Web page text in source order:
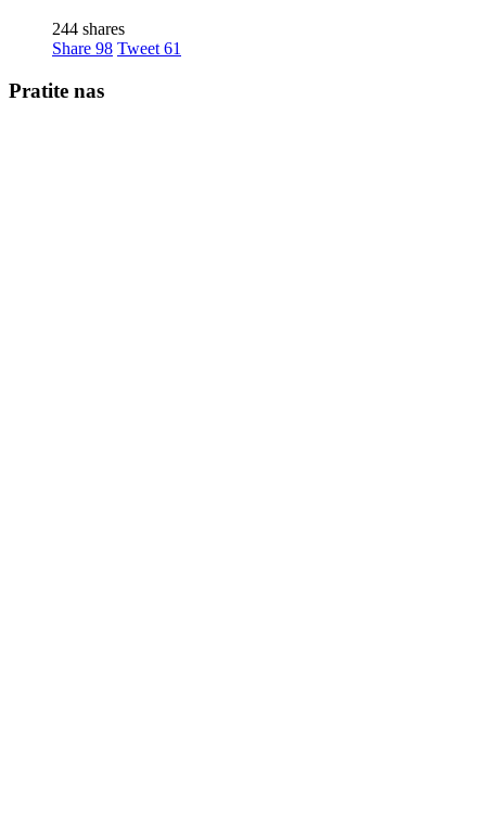
244 shares
Share 98 Tweet 61
Pratite nas